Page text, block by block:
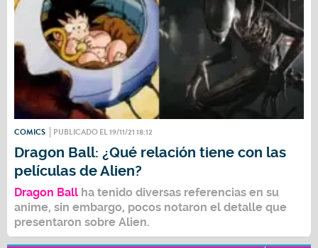
COMICS PUBLICADO EL 19/11/21 18:12
Dragon Ball: ¿Qué relación tiene con las
películas de Alien?
Dragon Ball ha tenido diversas referencias en su
anime, sin embargo, pocos notaron el detalle que
presentaron sobre Alien.